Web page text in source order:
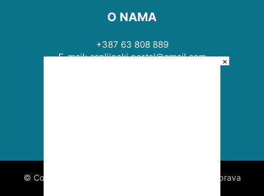
O NAMA
+387 63 808 889
E-mail: capljinski.portal@gmail.com
© Copyright © 2009 - 2026 Čapljinski portal. Sva prava
×